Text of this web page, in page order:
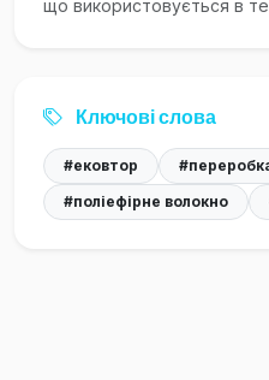
що використовується в
Ключові слова
#ековтор
#поліефірне волокно